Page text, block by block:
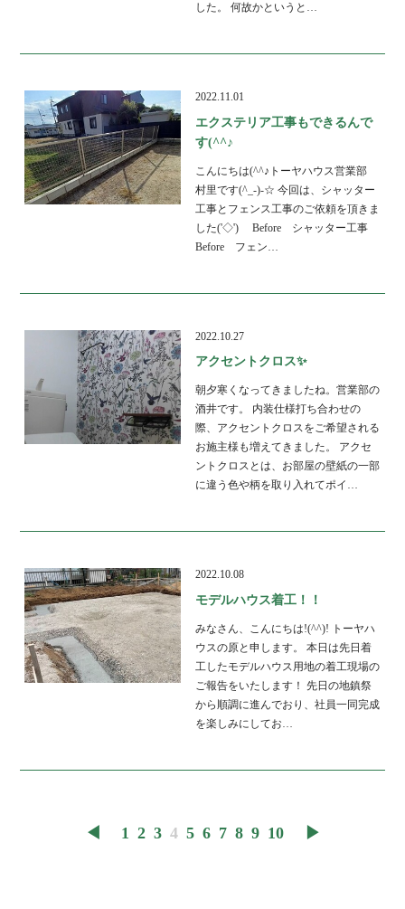
した。 何故かというと…
2022.11.01
エクステリア工事もできるんで
す(^^♪
こんにちは(^^♪トーヤハウス営業部
村里です(^_-)-☆ 今回は、シャッター
工事とフェンス工事のご依頼を頂きま
した('◇')ゞ Before シャッター工事
Before フェン…
2022.10.27
アクセントクロス✨
朝夕寒くなってきましたね。営業部の
酒井です。 内装仕様打ち合わせの
際、アクセントクロスをご希望される
お施主様も増えてきました。 アクセ
ントクロスとは、お部屋の壁紙の一部
に違う色や柄を取り入れてポイ…
2022.10.08
モデルハウス着工！！
みなさん、こんにちは!(^^)! トーヤハ
ウスの原と申します。 本日は先日着
工したモデルハウス用地の着工現場の
ご報告をいたします！ 先日の地鎮祭
から順調に進んでおり、社員一同完成
を楽しみにしてお…
◀︎ 1 2 3 4 5 6 7 8 9 10 ▶︎